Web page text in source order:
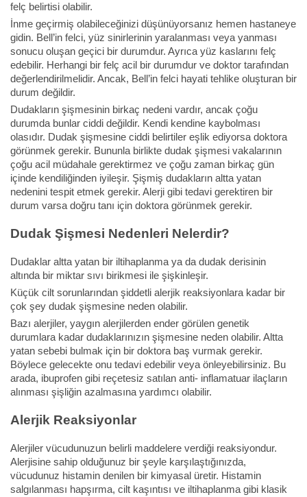
felç belirtisi olabilir.
İnme geçirmiş olabileceğinizi düşünüyorsanız hemen hastaneye
gidin. Bell’in felci, yüz sinirlerinin yaralanması veya yanması
sonucu oluşan geçici bir durumdur. Ayrıca yüz kaslarını felç
edebilir. Herhangi bir felç acil bir durumdur ve doktor tarafından
değerlendirilmelidir. Ancak, Bell’in felci hayati tehlike oluşturan bir
durum değildir.
Dudakların şişmesinin birkaç nedeni vardır, ancak çoğu
durumda bunlar ciddi değildir. Kendi kendine kaybolması
olasıdır. Dudak şişmesine ciddi belirtiler eşlik ediyorsa doktora
görünmek gerekir. Bununla birlikte dudak şişmesi vakalarının
çoğu acil müdahale gerektirmez ve çoğu zaman birkaç gün
içinde kendiliğinden iyileşir. Şişmiş dudakların altta yatan
nedenini tespit etmek gerekir. Alerji gibi tedavi gerektiren bir
durum varsa doğru tanı için doktora görünmek gerekir.
Dudak Şişmesi Nedenleri Nelerdir?
Dudaklar altta yatan bir iltihaplanma ya da dudak derisinin
altında bir miktar sıvı birikmesi ile şişkinleşir.
Küçük cilt sorunlarından şiddetli alerjik reaksiyonlara kadar bir
çok şey dudak şişmesine neden olabilir.
Bazı alerjiler, yaygın alerjilerden ender görülen genetik
durumlara kadar dudaklarınızın şişmesine neden olabilir. Altta
yatan sebebi bulmak için bir doktora baş vurmak gerekir.
Böylece gelecekte onu tedavi edebilir veya önleyebilirsiniz. Bu
arada, ibuprofen gibi reçetesiz satılan anti- inflamatuar ilaçların
alınması şişliğin azalmasına yardımcı olabilir.
Alerjik Reaksiyonlar
Alerjiler vücudunuzun belirli maddelere verdiği reaksiyondur.
Alerjisine sahip olduğunuz bir şeyle karşılaştığınızda,
vücudunuz histamin denilen bir kimyasal üretir. Histamin
salgılanması hapşırma, cilt kaşıntısı ve iltihaplanma gibi klasik